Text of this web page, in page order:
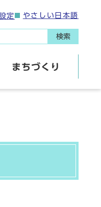
定 やさしい日本語
検索
まちづくり